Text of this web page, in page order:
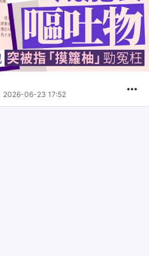
2026-06-23 17:52